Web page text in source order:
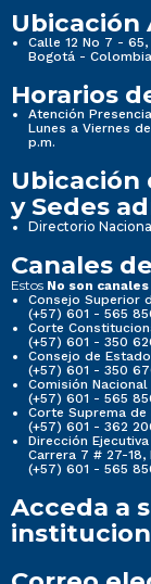
Ubicación
Calle 12 No 7 -
Bogotá - Colombia
Horarios
Atención
Lunes a Viernes
p.m.
Ubicación
y Sedes
Directorio
Canales
Estos No son
Consejo Superior
(+57) 601 - 565
Corte
(+57) 601 - 350
Consejo de
(+57) 601 - 350
Comisión
(+57) 601 - 565
Corte Suprema de
(+57) 601 - 362
Dirección
Carrera 7 # 27-18,
(+57) 601 - 565
Acceda a